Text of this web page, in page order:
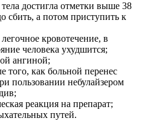
достигла отметки выше 38
сбить, а потом приступить к
кровотечение, в
человека ухудшится;
ангиной;
того, как больной перенес
пользовании небулайзером
реакция на препарат;
путей.